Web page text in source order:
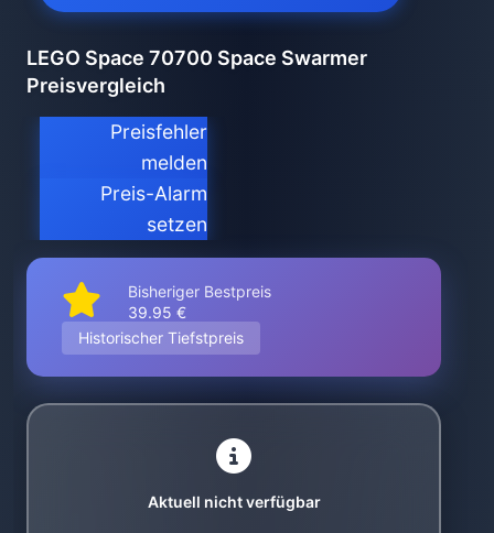
LEGO Space 70700 Space Swarmer
Preisvergleich
Preisfehler
melden
Preis-Alarm
setzen
Bisheriger Bestpreis
39.95 €
Historischer Tiefstpreis
Aktuell nicht verfügbar